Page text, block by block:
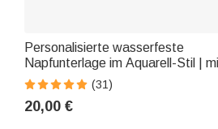
Personalisierte wasserfeste
Napfunterlage im Aquarell-Stil |
Haustierfoto | rutschfeste
| Futtermatte | Geschenk für
(31)
20,00 €